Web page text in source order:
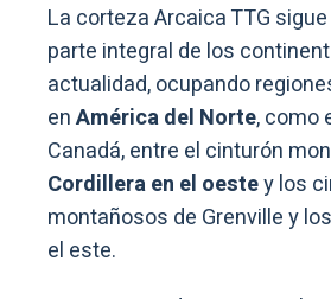
La corteza Arcaica TTG
parte integral de los
actualidad, ocupando
enAmérica del Norte, como
Canadá, entre el cinturón
Cordillera en el oestey los
montañosos de Grenville y
el este.